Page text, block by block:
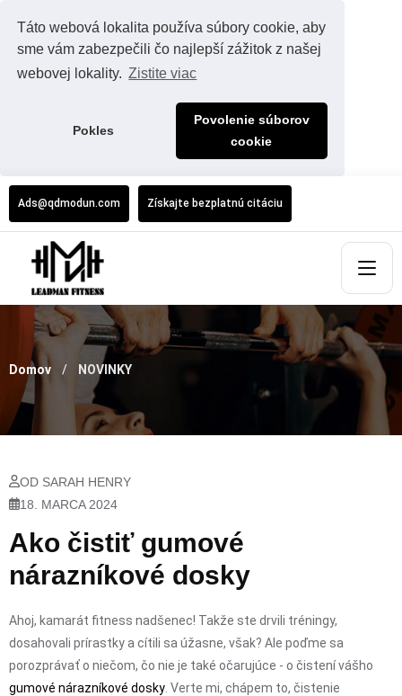
Táto webová lokalita používa súbory cookie, aby
sme vám zabezpečili čo najlepší zážitok z našej
webovej lokality. Zistite viac
Pokles
Povolenie súborov
cookie
Ads@qdmodun.com Získajte bezplatnú citáciu
Domov NOVINKY
OD SARAH HENRY
18. MARCA 2024
Ako čistiť gumové
nárazníkové dosky
Ahoj, kamarát fitness nadšenec! Takže ste drvili tréningy,
dosahovali prírastky a cítili sa úžasne, však? Ale poďme sa
porozprávať o niečom, čo nie je také očarujúce - o čistení vášho
gumové nárazníkové dosky . Verte mi, chápem to, čistenie